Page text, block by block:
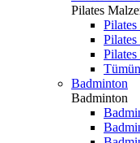
Pilates
Pilates
Pilates
Badminton
Badminton